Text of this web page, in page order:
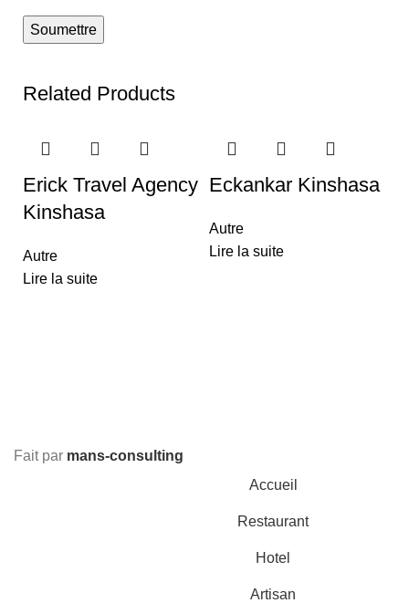
Related Products
Erick Travel Agency
Kinshasa
Autre
Lire la suite
Eckankar Kinshasa
Autre
Lire la suite
Fait par mans-consulting
Accueil
Restaurant
Hotel
Artisan